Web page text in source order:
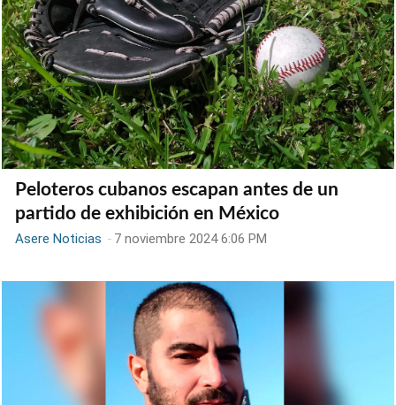
Peloteros cubanos escapan antes de un
partido de exhibición en México
Asere Noticias - 7 noviembre 2024 6:06 PM